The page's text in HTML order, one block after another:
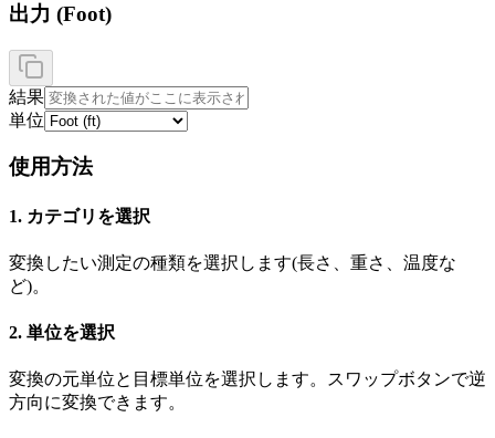
出力 (Foot)
結果
単位
使用方法
1. カテゴリを選択
変換したい測定の種類を選択します(長さ、重さ、温度な
ど)。
2. 単位を選択
変換の元単位と目標単位を選択します。スワップボタンで逆
方向に変換できます。